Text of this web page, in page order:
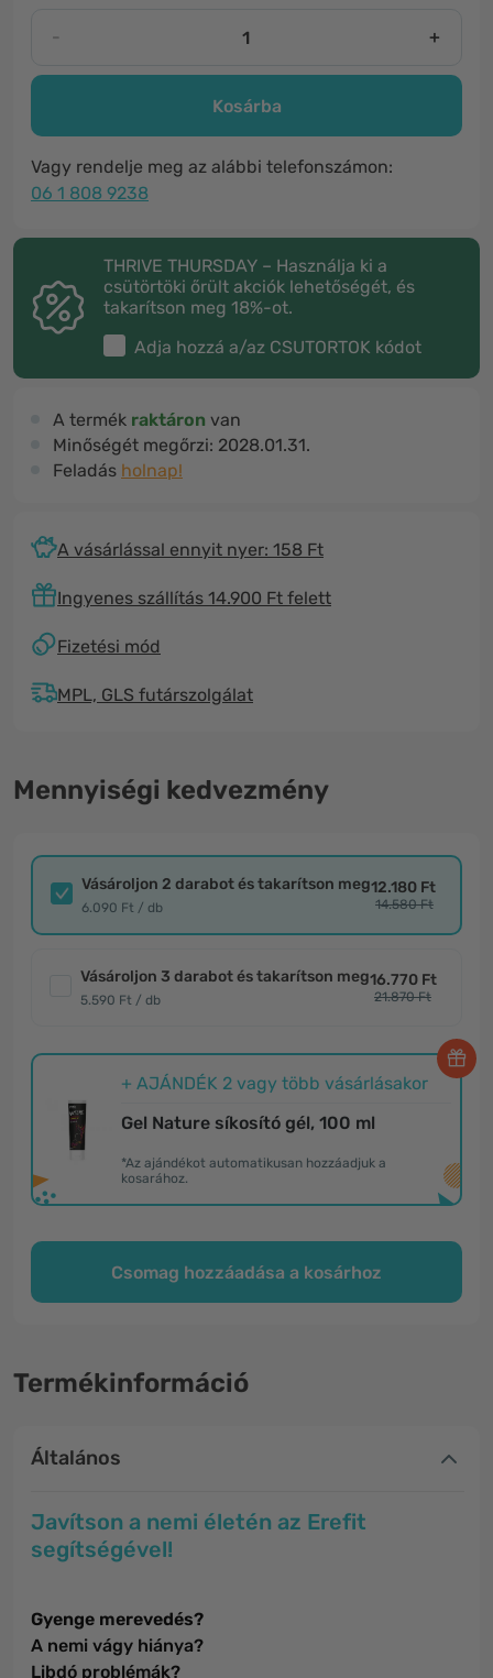
- +
Kosárba
Vagy rendelje meg az alábbi telefonszámon:
06 1 808 9238
THRIVE THURSDAY – Használja ki a
csütörtöki őrült akciók lehetőségét, és
takarítson meg 18%-ot.
Adja hozzá a/az CSUTORTOK kódot
A termék raktáron van
Minőségét megőrzi: 2028.01.31.
Feladás holnap!
A vásárlással ennyit nyer: 158 Ft
Ingyenes szállítás 14.900 Ft felett
Fizetési mód
MPL, GLS futárszolgálat
Mennyiségi kedvezmény
Vásároljon 2 darabot és takarítson meg
6.090 Ft / db
12.180 Ft
14.580 Ft
Vásároljon 3 darabot és takarítson meg
5.590 Ft / db
16.770 Ft
21.870 Ft
+ AJÁNDÉK 2 vagy több vásárlásakor
Gel Nature síkosító gél, 100 ml
*Az ajándékot automatikusan hozzáadjuk a
kosarához.
Csomag hozzáadása a kosárhoz
Termékinformáció
Általános
Javítson a nemi életén az Erefit
segítségével!
Gyenge merevedés?
A nemi vágy hiánya?
Libdó problémák?